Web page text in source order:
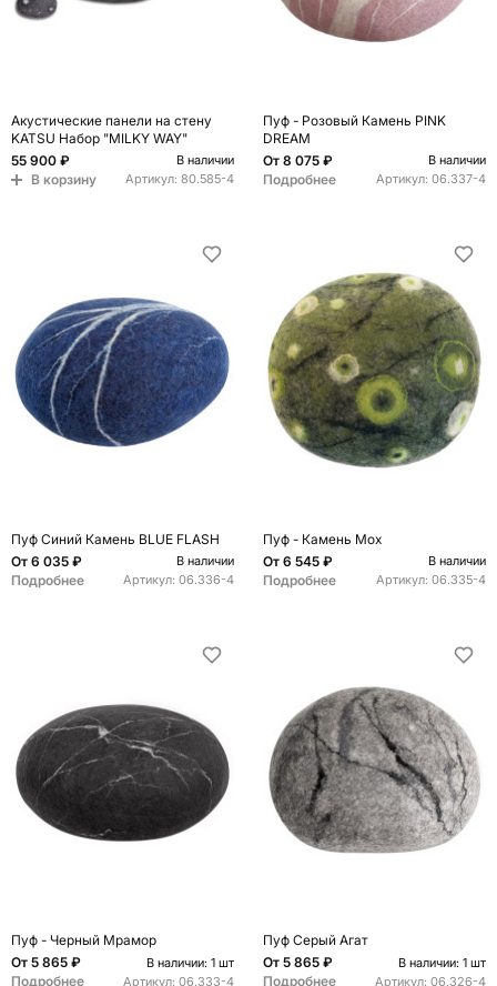
Акустические панели на стену
KATSU Набор "MILKY WAY"
55 900 ₽
В наличии
В корзину Артикул: 80.585-4
Пуф - Розовый Камень PINK
DREAM
От 8 075 ₽ В наличии
Подробнее Артикул: 06.337-4
Пуф Синий Камень BLUE FLASH
От 6 035 ₽ В наличии
Подробнее Артикул: 06.336-4
Пуф - Камень Мох
От 6 545 ₽ В наличии
Подробнее Артикул: 06.335-4
Пуф - Черный Мрамор
От 5 865 ₽ В наличии: 1 шт
Подробнее Артикул: 06.333-4
Пуф Серый Агат
От 5 865 ₽ В наличии: 1 шт
Подробнее Артикул: 06.326-4